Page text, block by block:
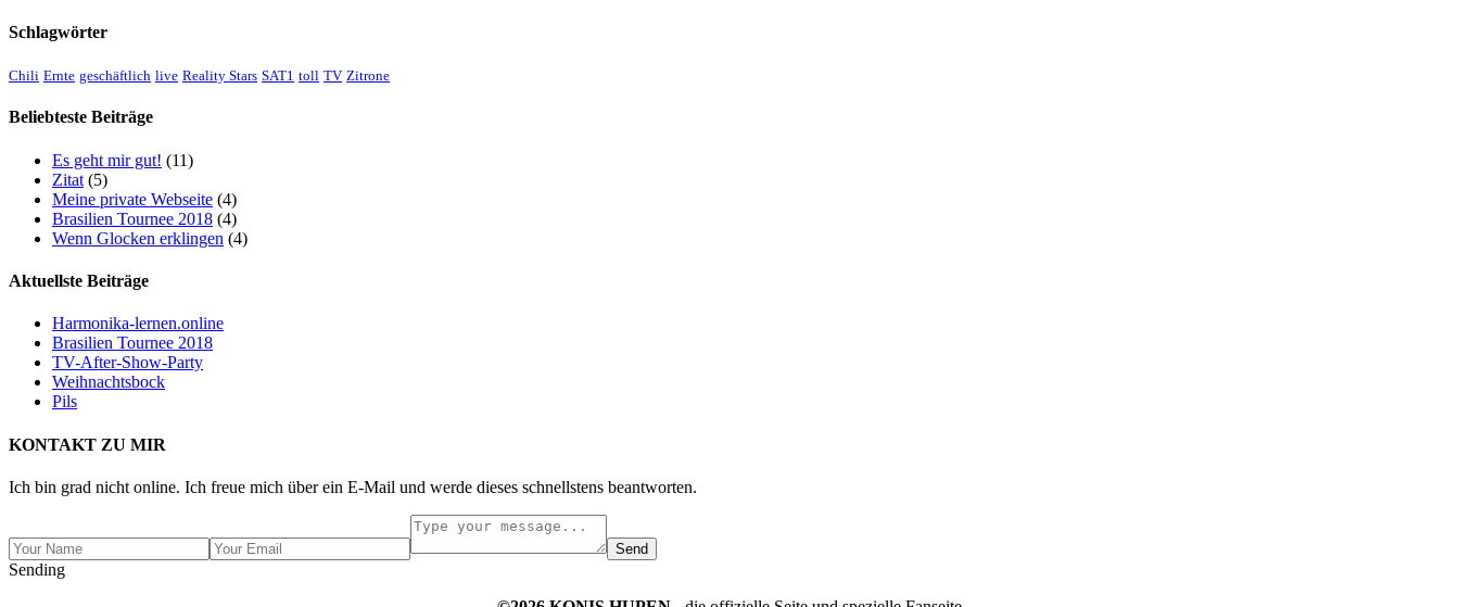
Schlagwörter
Chili Ernte geschäftlich live Reality Stars SAT1 toll TV Zitrone
Beliebteste Beiträge
Es geht mir gut! (11)
Zitat (5)
Meine private Webseite (4)
Brasilien Tournee 2018 (4)
Wenn Glocken erklingen (4)
Aktuellste Beiträge
Harmonika-lernen.online
Brasilien Tournee 2018
TV-After-Show-Party
Weihnachtsbock
Pils
KONTAKT ZU MIR
Ich bin grad nicht online. Ich freue mich über ein E-Mail und werde dieses schnellstens beantworten.
Send
Sending